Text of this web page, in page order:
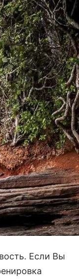
Если Вы